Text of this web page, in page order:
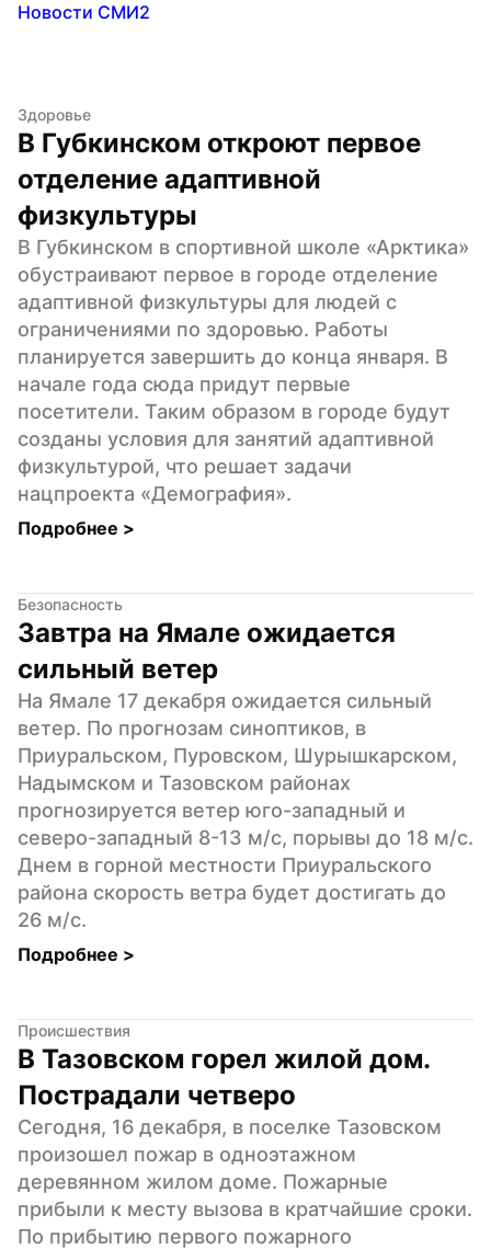
Новости СМИ2
Здоровье
В Губкинском откроют первое
отделение адаптивной
физкультуры
В Губкинском в спортивной школе «Арктика»
обустраивают первое в городе отделение
адаптивной физкультуры для людей с
ограничениями по здоровью. Работы
планируется завершить до конца января. В
начале года сюда придут первые
посетители. Таким образом в городе будут
созданы условия для занятий адаптивной
физкультурой, что решает задачи
нацпроекта «Демография».
Подробнее >
Безопасность
Завтра на Ямале ожидается
сильный ветер
На Ямале 17 декабря ожидается сильный
ветер. По прогнозам синоптиков, в
Приуральском, Пуровском, Шурышкарском,
Надымском и Тазовском районах
прогнозируется ветер юго-западный и
северо-западный 8-13 м/с, порывы до 18 м/с.
Днем в горной местности Приуральского
района скорость ветра будет достигать до
26 м/с.
Подробнее >
Происшествия
В Тазовском горел жилой дом.
Пострадали четверо
Сегодня, 16 декабря, в поселке Тазовском
произошел пожар в одноэтажном
деревянном жилом доме. Пожарные
прибыли к месту вызова в кратчайшие сроки.
По прибытию первого пожарного